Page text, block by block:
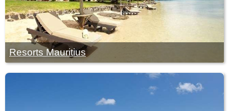
Resorts Mauritius